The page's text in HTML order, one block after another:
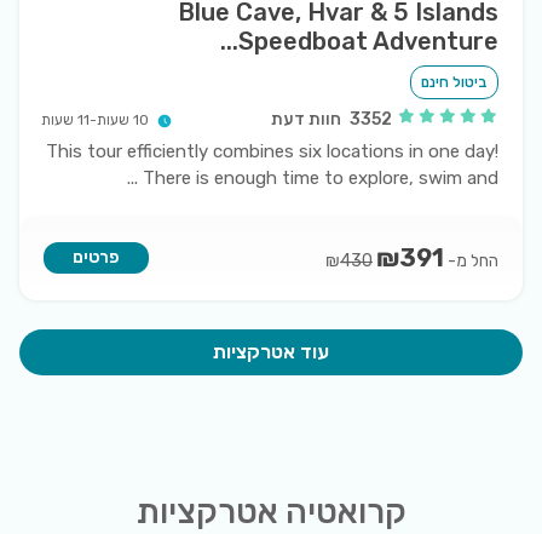
Blue Cave, Hvar & 5 Islands
Speedboat Adventure...
ביטול חינם
3352 חוות דעת 10 שעות-11 שעות
This tour efficiently combines six locations in one day!
There is enough time to explore, swim and
...
החל מ- ₪391
430 פרטים
עוד אטרקציות
קרואטיה אטרקציות